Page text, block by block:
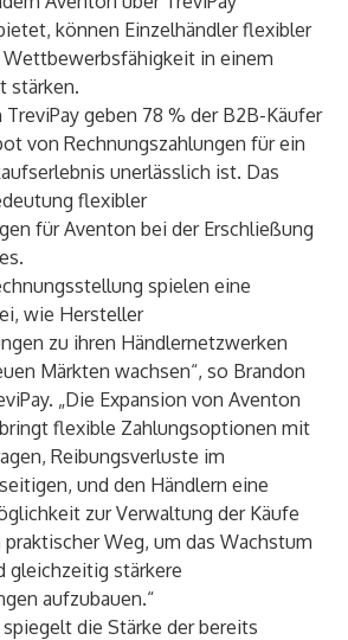
können Einzelhändler flexibler
in einem
stärken.
TreviPay geben 78 % der B2B-Käufer
von Rechnungszahlungen für ein
unerlässlich ist. Das
flexibler
für Aventon bei der Erschließung
spielen eine
wie Hersteller
zu ihren Händlernetzwerken
Märkten wachsen“, so Brandon
„Die Expansion von Aventon
flexible Zahlungsoptionen mit
Reibungsverluste im
und den Händlern eine
zur Verwaltung der Käufe
Weg, um das Wachstum
gleichzeitig stärkere
aufzubauen.“
die Stärke der bereits